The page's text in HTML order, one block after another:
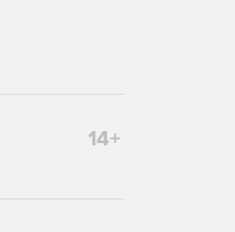
14+